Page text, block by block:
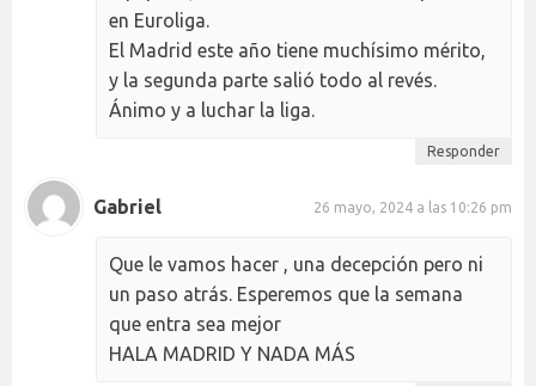
en Euroliga.
El Madrid este año tiene muchísimo mérito,
y la segunda parte salió todo al revés.
Ánimo y a luchar la liga.
Responder
Gabriel 26 mayo, 2024 a las 10:26 pm
Que le vamos hacer , una decepción pero ni
un paso atrás. Esperemos que la semana
que entra sea mejor
HALA MADRID Y NADA MÁS